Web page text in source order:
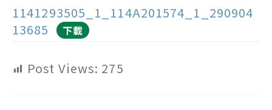
1141293505_1_114A201574_1_290904
13685
下載
Post Views: 275